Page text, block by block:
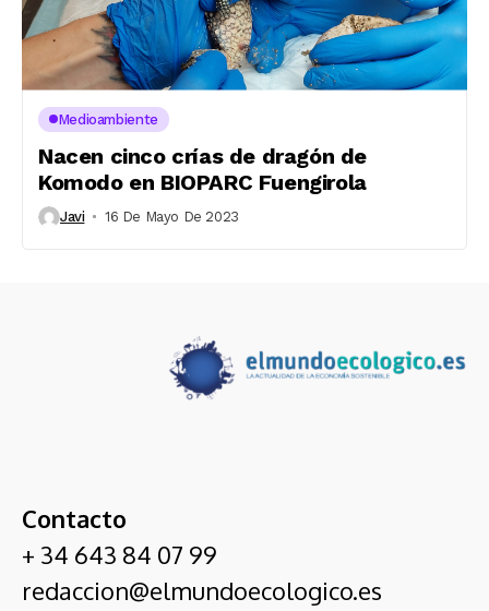
Medioambiente
Nacen cinco crías de dragón de
Komodo en BIOPARC Fuengirola
Javi 16 De Mayo De 2023
Contacto
+ 34 643 84 07 99
redaccion@elmundoecologico.es